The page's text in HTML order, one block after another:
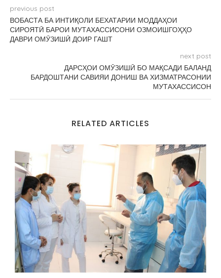
previous post
ВОБАСТА БА ИНТИҚОЛИ БЕХАТАРИИ МОДДАҲОИ
СИРОЯТӢ БАРОИ МУТАХАССИСОНИ ОЗМОИШГОҲҲО
ДАВРИ ОМӮЗИШӢ ДОИР ГАШТ
next post
ДАРСҲОИ ОМӮЗИШӢ БО МАҚСАДИ БАЛАНД
БАРДОШТАНИ САВИЯИ ДОНИШ ВА ХИЗМАТРАСОНИИ
МУТАХАССИСОН
RELATED ARTICLES